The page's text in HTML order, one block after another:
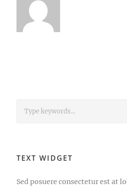
TEXT WIDGET
Sed posuere consectetur est at